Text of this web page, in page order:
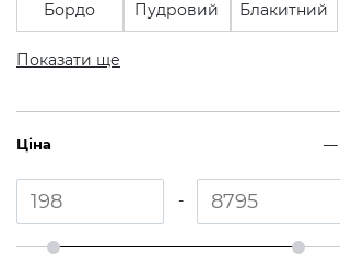
Бордо Пудровий Блакитний
Показати ще
Ціна
-